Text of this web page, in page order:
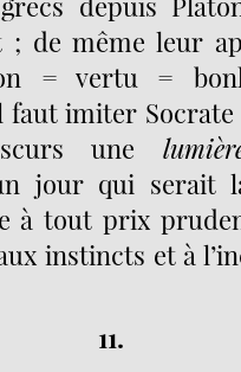
; de même leur
= vertu =
faut imiter
une
jour qui serait
à tout prix
instincts et à
11.